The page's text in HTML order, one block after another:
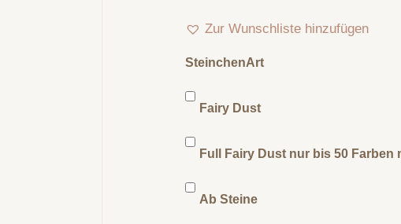
Zur Wunschliste hinzufügen
SteinchenArt
Fairy Dust
Full Fairy Dust nur bis 50 Farben
Ab Steine